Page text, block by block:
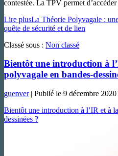
contestée. La TPV permet
Lire plusLa Théorie Polyvagale :
quête de sécurité et de lien
Classé sous : Non classé
Bientôt une introduction à
polyvagale en bandes-
guenver| Publié le 9 décembre 2020
Bientôt une introduction à l’IR et à
dessinées ?